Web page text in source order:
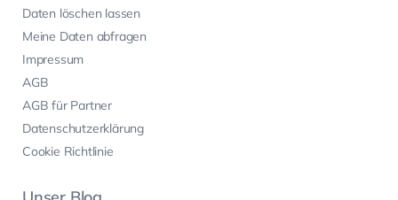
Daten löschen lassen
Meine Daten abfragen
Impressum
AGB
AGB für Partner
Datenschutzerklärung
Cookie Richtlinie